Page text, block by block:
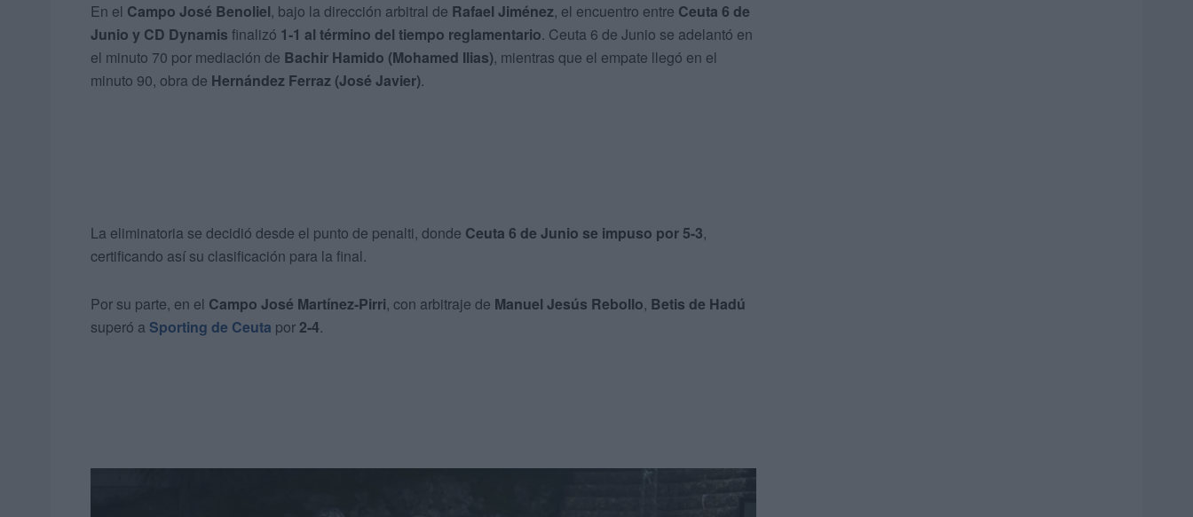
En el Campo José Benoliel, bajo la dirección arbitral de Rafael Jiménez, el encuentro entre Ceuta 6 de
Junio y CD Dynamis finalizó 1-1 al término del tiempo reglamentario. Ceuta 6 de Junio se adelantó en
el minuto 70 por mediación de Bachir Hamido (Mohamed Ilias), mientras que el empate llegó en el
minuto 90, obra de Hernández Ferraz (José Javier).
La eliminatoria se decidió desde el punto de penalti, donde Ceuta 6 de Junio se impuso por 5-3,
certificando así su clasificación para la final.
Por su parte, en el Campo José Martínez-Pirri, con arbitraje de Manuel Jesús Rebollo, Betis de Hadú
superó a Sporting de Ceuta por2-4.